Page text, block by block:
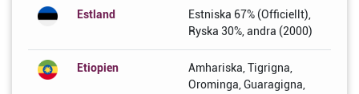
Estland
Estniska 67% (Officiellt),
Ryska 30%, andra (2000)
Etiopien
Amhariska, Tigrigna,
Orominga, Guaragigna,